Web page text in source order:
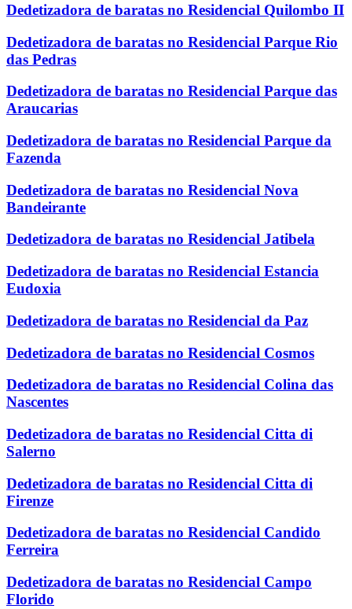
Dedetizadora de baratas no Residencial Quilombo II
Dedetizadora de baratas no Residencial Parque Rio
das Pedras
Dedetizadora de baratas no Residencial Parque das
Araucarias
Dedetizadora de baratas no Residencial Parque da
Fazenda
Dedetizadora de baratas no Residencial Nova
Bandeirante
Dedetizadora de baratas no Residencial Jatibela
Dedetizadora de baratas no Residencial Estancia
Eudoxia
Dedetizadora de baratas no Residencial da Paz
Dedetizadora de baratas no Residencial Cosmos
Dedetizadora de baratas no Residencial Colina das
Nascentes
Dedetizadora de baratas no Residencial Citta di
Salerno
Dedetizadora de baratas no Residencial Citta di
Firenze
Dedetizadora de baratas no Residencial Candido
Ferreira
Dedetizadora de baratas no Residencial Campo
Florido